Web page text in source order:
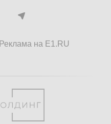
Реклама на E1.RU